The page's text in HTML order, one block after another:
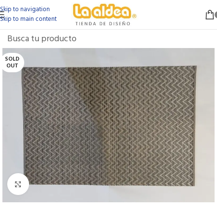
Skip to navigation
Skip to main content
SOLD
OUT
Click to enlarge